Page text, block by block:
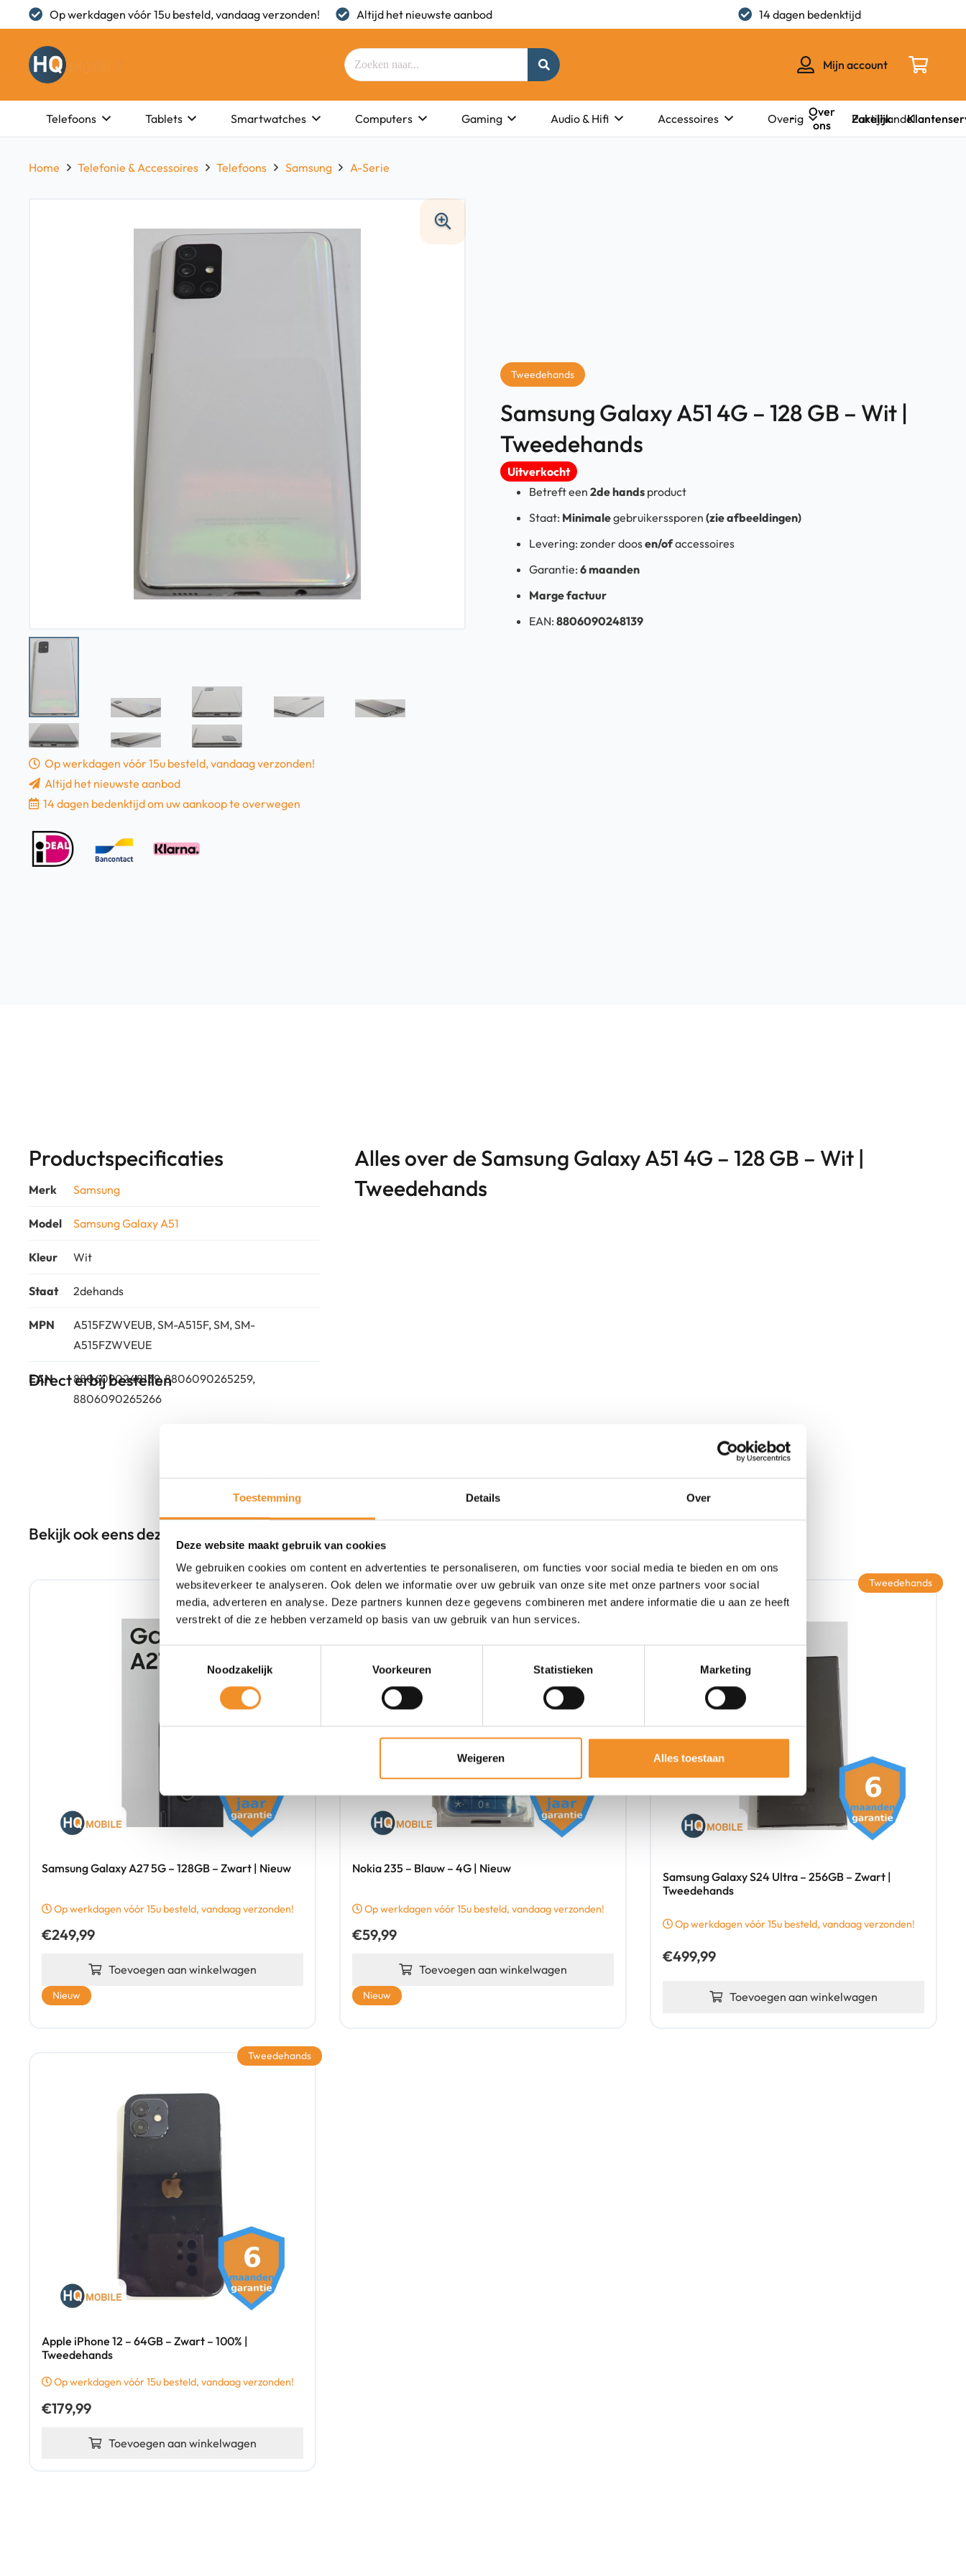
Toestemming Details Over
Deze website maakt gebruik van cookies
We gebruiken cookies om content en advertenties te personaliseren, om functies voor social media te bieden en om ons
websiteverkeer te analyseren. Ook delen we informatie over uw gebruik van onze site met onze partners voor social
media, adverteren en analyse. Deze partners kunnen deze gegevens combineren met andere informatie die u aan ze heeft
verstrekt of die ze hebben verzameld op basis van uw gebruik van hun services.
Toestemmingsselectie
Noodzakelijk
Voorkeuren Statistieken Marketing
Weigeren Alles toestaan
Op werkdagen vóór 15u besteld, vandaag verzonden! Altijd het nieuwste aanbod 14 dagen bedenktijd
Mijn account
Telefoons Tablets Smartwatches Computers Gaming Audio & Hifi Accessoires Overig Partijhandel
Over
ons
Zakelijk
Home Telefonie & Accessoires Telefoons Samsung A-Serie
Op werkdagen vóór 15u besteld, vandaag verzonden!
Altijd het nieuwste aanbod
14 dagen bedenktijd om uw aankoop te overwegen
Tweedehands
Samsung Galaxy A51 4G – 128 GB – Wit |
Tweedehands
Uitverkocht
Betreft een 2de hands product
Staat: Minimalegebruikerssporen (zie afbeeldingen)
Levering: zonder doosen/ofaccessoires
Garantie: 6 maanden
Marge factuur
EAN: 8806090248139
Productspecificaties
Merk Samsung
Model Samsung Galaxy A51
Kleur Wit
Staat 2dehands
MPN
A515FZWVEUB, SM-A515F, SM, SM-
A515FZWVEUE
EAN
8806090248139, 8806090265259,
8806090265266
Alles over de Samsung Galaxy A51 4G – 128 GB – Wit |
Tweedehands
Direct erbij bestellen
Bekijk ook eens deze producten
Samsung Galaxy A27 5G – 128GB – Zwart | Nieuw
Op werkdagen vóór 15u besteld, vandaag verzonden!
€249,99
Toevoegen aan winkelwagen
Nieuw
Nokia 235 – Blauw – 4G | Nieuw
Op werkdagen vóór 15u besteld, vandaag verzonden!
€59,99
Toevoegen aan winkelwagen
Nieuw
Samsung Galaxy S24 Ultra – 256GB – Zwart |
Tweedehands
Op werkdagen vóór 15u besteld, vandaag verzonden!
€499,99
Toevoegen aan winkelwagen
Tweedehands
Apple iPhone 12 – 64GB – Zwart – 100% |
Tweedehands
Op werkdagen vóór 15u besteld, vandaag verzonden!
€179,99
Toevoegen aan winkelwagen
Tweedehands